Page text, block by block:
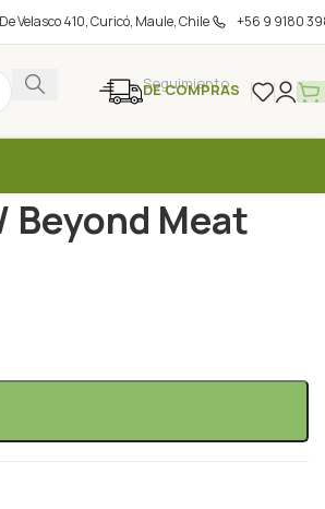
Velasco 410, Curicó, Maule, Chile +56 9 9180
Seguimiento
DE COMPRAS
Beyond Meat